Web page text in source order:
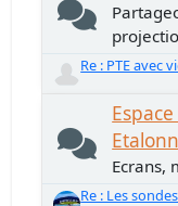
Re : PTE avec
Ecrans,
Re : Les